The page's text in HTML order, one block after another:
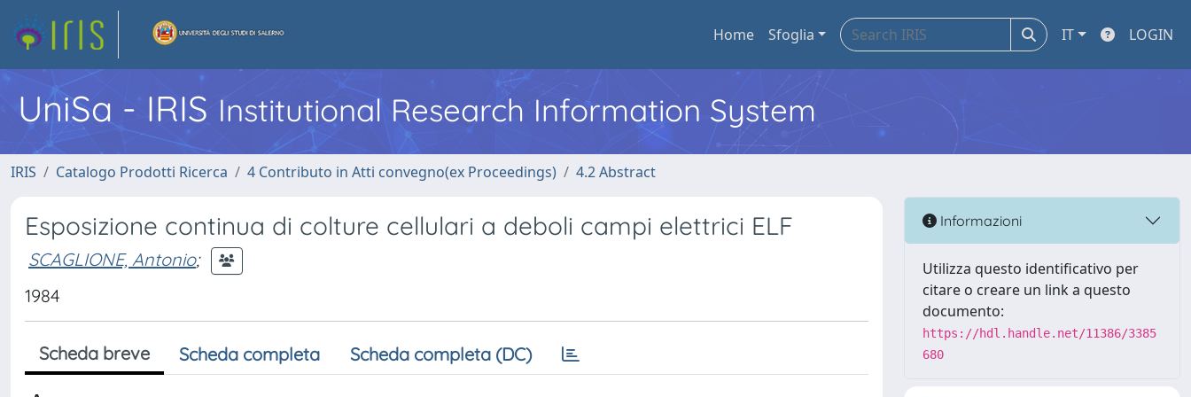
Home Sfoglia IT LOGIN
UniSa - IRIS Institutional Research Information System
IRIS Catalogo Prodotti Ricerca 4 Contributo in Atti convegno(ex Proceedings) 4.2 Abstract
Esposizione continua di colture cellulari a deboli campi elettrici ELF
SCAGLIONE, Antonio;
1984
Scheda breve Scheda completa Scheda completa (DC)
Informazioni
Utilizza questo identificativo per
citare o creare un link a questo
documento:
https://hdl.handle.net/11386/3385
680